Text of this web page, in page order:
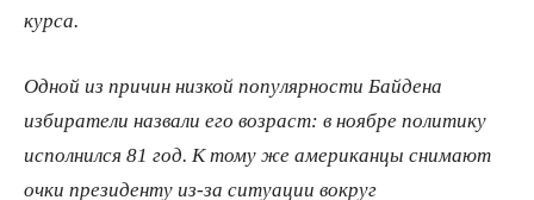
курса.
Одной из причин низкой популярности Байдена
избиратели назвали его возраст: в ноябре политику
исполнился 81 год. К тому же американцы снимают
очки президенту из-за ситуации вокруг